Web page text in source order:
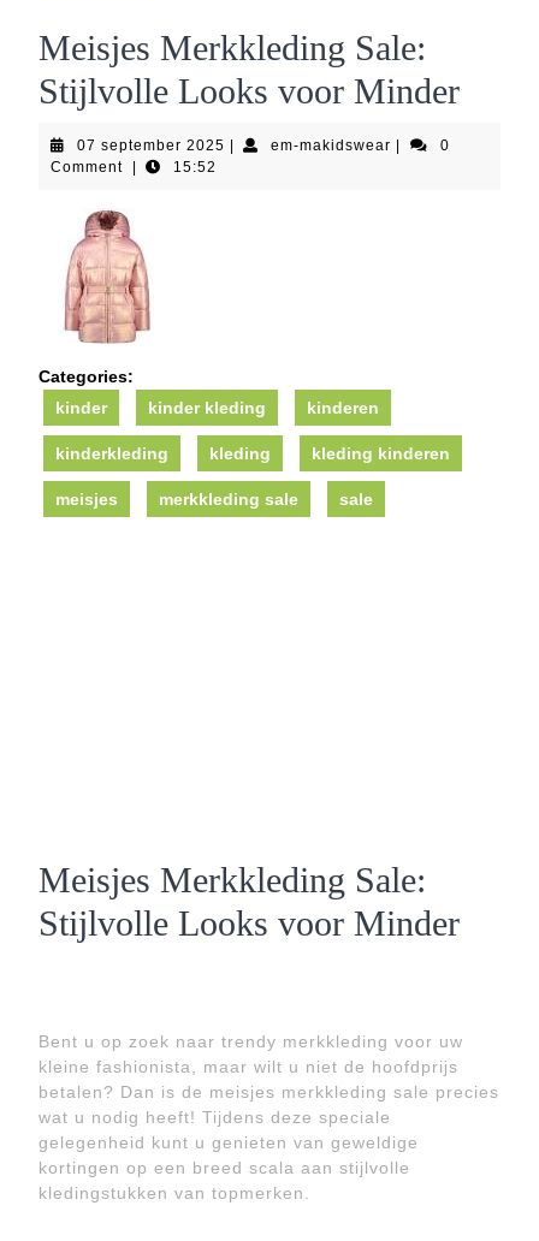
Meisjes Merkkleding Sale:
Stijlvolle Looks voor Minder
07 september 2025 07
em-makidswear em-
0
Comment
15:52
Categories:
kinder
kinder kleding kinderen
kinderkleding kleding kleding kinderen
meisjes merkkleding sale sale
Meisjes Merkkleding Sale:
Stijlvolle Looks voor Minder
Bent u op zoek naar trendy merkkleding voor uw
kleine fashionista, maar wilt u niet de hoofdprijs
betalen? Dan is de meisjes merkkleding sale precies
wat u nodig heeft! Tijdens deze speciale
gelegenheid kunt u genieten van geweldige
kortingen op een breed scala aan stijlvolle
kledingstukken van topmerken.